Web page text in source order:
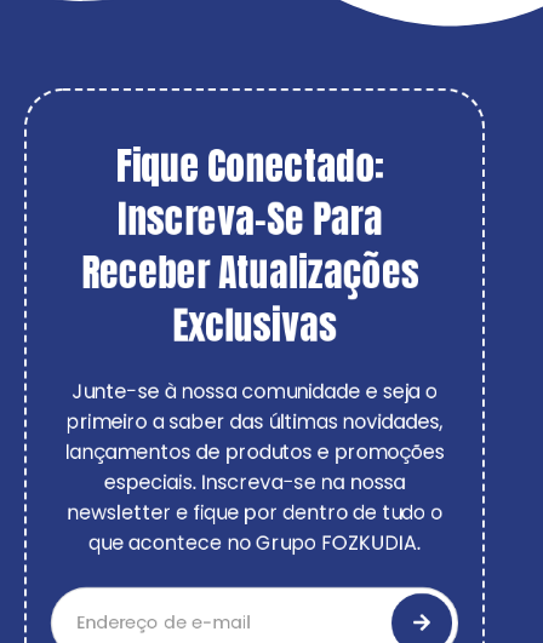
Fique Conectado:
Inscreva-Se Para
Receber Atualizações
Exclusivas
Junte-se à nossa comunidade e seja o
primeiro a saber das últimas novidades,
lançamentos de produtos e promoções
especiais. Inscreva-se na nossa
newsletter e fique por dentro de tudo o
que acontece no Grupo FOZKUDIA.